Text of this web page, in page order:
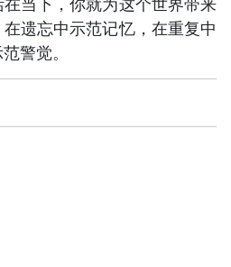
遗忘中示范记忆，在重复中
警觉。